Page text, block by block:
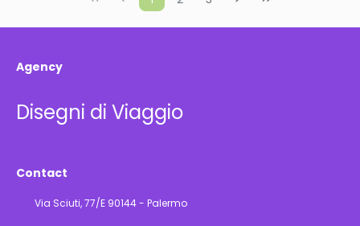
Agency
Disegni di Viaggio
Contact
Via Sciuti, 77/E 90144 - Palermo